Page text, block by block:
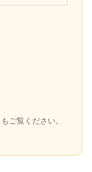
もご覧ください。